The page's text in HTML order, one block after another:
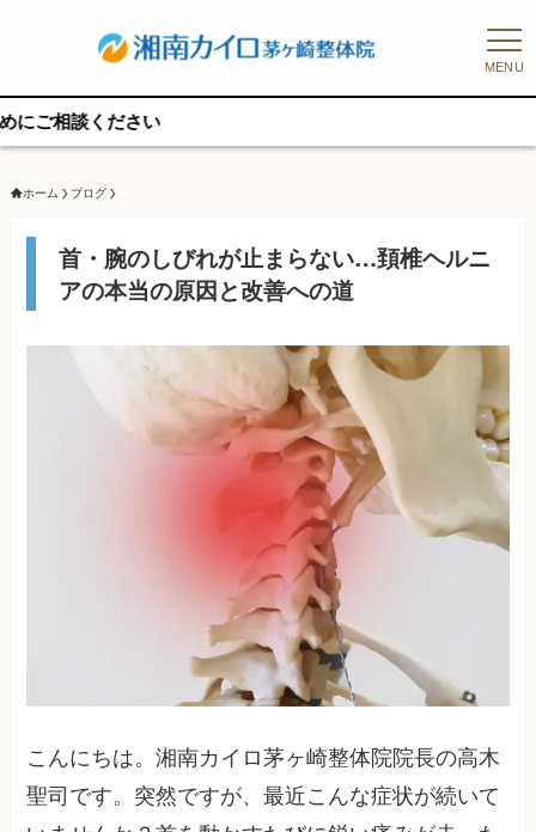
MENU
ホーム ブログ
首・腕のしびれが止まらない…頚椎ヘルニ
アの本当の原因と改善への道
こんにちは。湘南カイロ茅ヶ崎整体院院長の高木
聖司です。突然ですが、最近こんな症状が続いて